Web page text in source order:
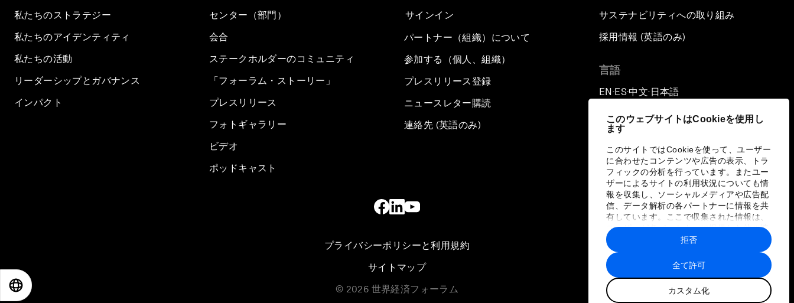
このウェブサイトはCookieを使用し
ます
このサイトではCookieを使って、ユーザー
に合わせたコンテンツや広告の表示、トラ
フィックの分析を行っています。またユー
ザーによるサイトの利用状況についても情
報を収集し、ソーシャルメディアや広告配
信、データ解析の各パートナーに情報を共
有しています。ここで収集された情報は、
ユーザーが各パートナーに提供した他の情
報や各パートナーのサービスを使用した際
に収集された情報と組み合わされ、各パー
トナーによって使用されることがありま
す。
全て許可
カスタム化
拒否
私たちのストラテジー
私たちのアイデンティティ
私たちの活動
リーダーシップとガバナンス
インパクト
センター（部門）
会合
ステークホルダーのコミュニティ
「フォーラム・ストーリー」
プレスリリース
フォトギャラリー
ビデオ
ポッドキャスト
サインイン
パートナー（組織）について
参加する（個人、組織）
プレスリリース登録
ニュースレター購読
連絡先 (英語のみ)
サステナビリティへの取り組み
採用情報 (英語のみ)
言語
EN ▪ES▪中文▪ 日本語
プライバシーポリシーと利用規約
サイトマップ
© 2026 世界経済フォーラム